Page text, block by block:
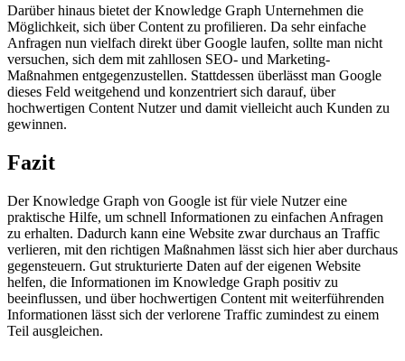
Darüber hinaus bietet der Knowledge Graph Unternehmen die
Möglichkeit, sich über Content zu profilieren. Da sehr einfache
Anfragen nun vielfach direkt über Google laufen, sollte man nicht
versuchen, sich dem mit zahllosen SEO- und Marketing-
Maßnahmen entgegenzustellen. Stattdessen überlässt man Google
dieses Feld weitgehend und konzentriert sich darauf, über
hochwertigen Content Nutzer und damit vielleicht auch Kunden zu
gewinnen.
Fazit
Der Knowledge Graph von Google ist für viele Nutzer eine
praktische Hilfe, um schnell Informationen zu einfachen Anfragen
zu erhalten. Dadurch kann eine Website zwar durchaus an Traffic
verlieren, mit den richtigen Maßnahmen lässt sich hier aber durchaus
gegensteuern. Gut strukturierte Daten auf der eigenen Website
helfen, die Informationen im Knowledge Graph positiv zu
beeinflussen, und über hochwertigen Content mit weiterführenden
Informationen lässt sich der verlorene Traffic zumindest zu einem
Teil ausgleichen.